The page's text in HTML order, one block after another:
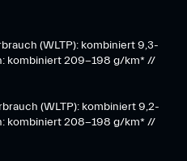
(WLTP): kombiniert 9,3-
kombiniert 209-198 g/km* ​//
(WLTP): kombiniert 9,2-
kombiniert 208-198 g/km* //